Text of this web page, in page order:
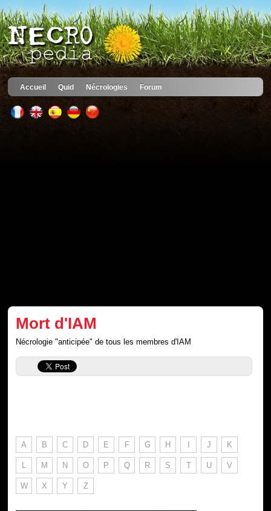
Accueil Quid Nécrologies Forum
Mort d'IAM
Nécrologie "anticipée" de tous les membres d'IAM
A B C D E F G H I J K
L M N O P Q R S T U V
W X Y Z